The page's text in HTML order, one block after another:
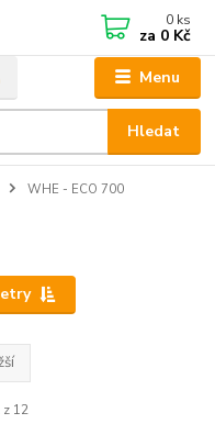
Menu
Hledat
0 ks
za 0 Kč
WHE - ECO 700
12